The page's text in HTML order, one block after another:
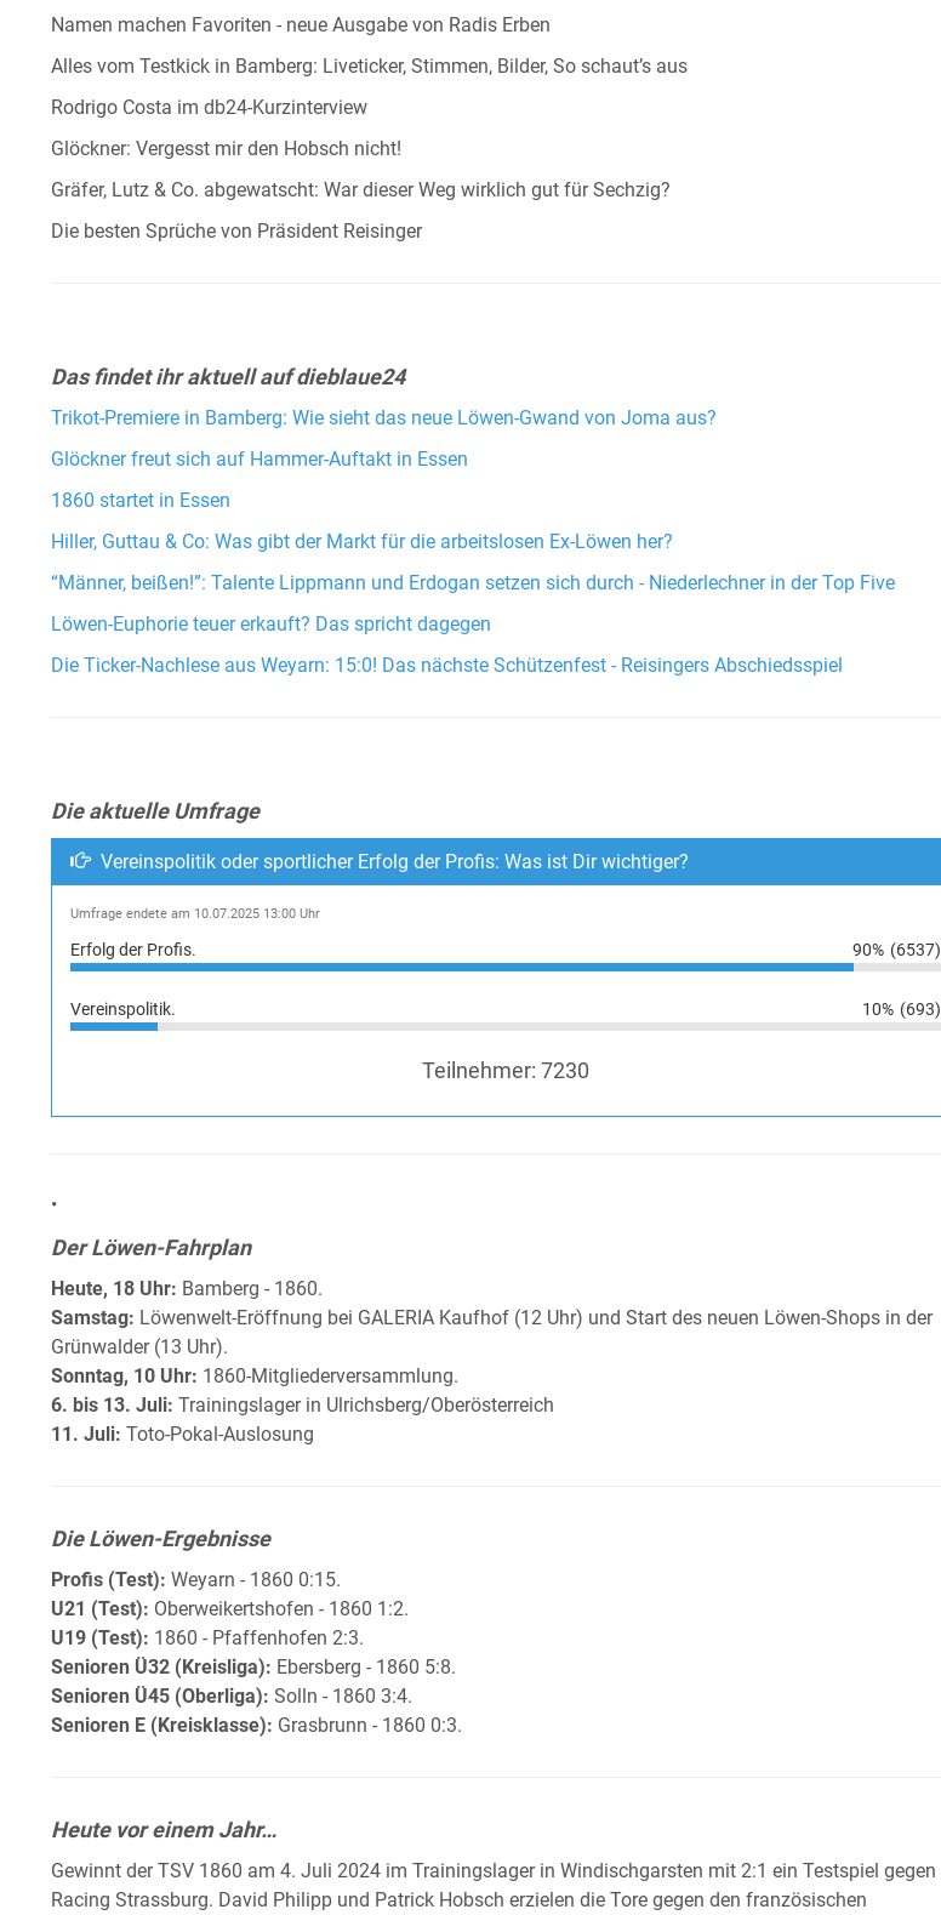
Namen machen Favoriten - neue Ausgabe von Radis Erben
Alles vom Testkick in Bamberg: Liveticker, Stimmen, Bilder, So schaut’s aus
Rodrigo Costa im db24-Kurzinterview
Glöckner: Vergesst mir den Hobsch nicht!
Gräfer, Lutz & Co. abgewatscht: War dieser Weg wirklich gut für Sechzig?
Die besten Sprüche von Präsident Reisinger
Das findet ihr aktuell auf dieblaue24
Trikot-Premiere in Bamberg: Wie sieht das neue Löwen-Gwand von Joma aus?
Glöckner freut sich auf Hammer-Auftakt in Essen
1860 startet in Essen
Hiller, Guttau & Co: Was gibt der Markt für die arbeitslosen Ex-Löwen her?
“Männer, beißen!”: Talente Lippmann und Erdogan setzen sich durch - Niederlechner in der Top Five
Löwen-Euphorie teuer erkauft? Das spricht dagegen
Die Ticker-Nachlese aus Weyarn: 15:0! Das nächste Schützenfest - Reisingers Abschiedsspiel
Die aktuelle Umfrage
Vereinspolitik oder sportlicher Erfolg der Profis: Was ist Dir wichtiger?
Umfrage endete am 10.07.2025 13:00 Uhr
Erfolg der Profis. 90% (6537)
Vereinspolitik. 10% (693)
Teilnehmer: 7230
•
Der Löwen-Fahrplan
Heute, 18 Uhr: Bamberg - 1860.
Samstag: Löwenwelt-Eröffnung bei GALERIA Kaufhof (12 Uhr) und Start des neuen Löwen-Shops in der
Grünwalder (13 Uhr).
Sonntag, 10 Uhr: 1860-Mitgliederversammlung.
6. bis 13. Juli: Trainingslager in Ulrichsberg/Oberösterreich
11. Juli: Toto-Pokal-Auslosung
Die Löwen-Ergebnisse
Profis (Test): Weyarn - 1860 0:15.
U21 (Test): Oberweikertshofen - 1860 1:2.
U19 (Test): 1860 - Pfaffenhofen 2:3.
Senioren Ü32 (Kreisliga): Ebersberg - 1860 5:8.
Senioren Ü45 (Oberliga): Solln - 1860 3:4.
Senioren E (Kreisklasse): Grasbrunn - 1860 0:3.
Heute vor einem Jahr…
Gewinnt der TSV 1860 am 4. Juli 2024 im Trainingslager in Windischgarsten mit 2:1 ein Testspiel gegen
Racing Strassburg. David Philipp und Patrick Hobsch erzielen die Tore gegen den französischen